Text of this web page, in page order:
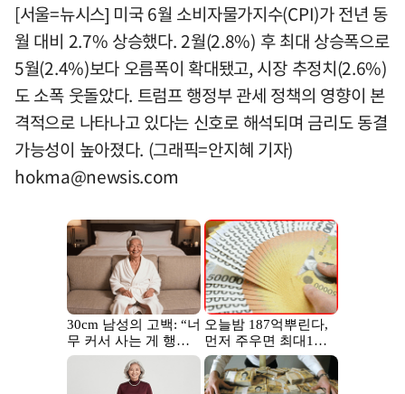
[서울=뉴시스] 미국 6월 소비자물가지수(CPI)가 전년 동
월 대비 2.7% 상승했다. 2월(2.8%) 후 최대 상승폭으로
5월(2.4%)보다 오름폭이 확대됐고, 시장 추정치(2.6%)
도 소폭 웃돌았다. 트럼프 행정부 관세 정책의 영향이 본
격적으로 나타나고 있다는 신호로 해석되며 금리도 동결
가능성이 높아졌다. (그래픽=안지혜 기자)
hokma@newsis.com